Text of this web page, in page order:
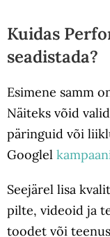
Kuidas
seadistada?
Esimene samm
Näiteks võid
päringuid või
Googlel
Seejärel lisa
pilte, videoid ja
toodet või